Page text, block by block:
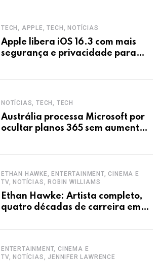
TECH, APPLE, TECH, NOTÍCIAS
Apple libera iOS 16.3 com mais
segurança e privacidade para
NOTÍCIAS, TECH, TECH
Austrália processa Microsoft por
ocultar planos 365 sem aumento e
ETHAN HAWKE, ENTERTAINMENT, CINEMA E
TV, NOTÍCIAS, ROBIN WILLIAMS
Ethan Hawke: Artista completo,
quatro décadas de carreira em
ENTERTAINMENT, CINEMA E
TV, NOTÍCIAS, JENNIFER LAWRENCE